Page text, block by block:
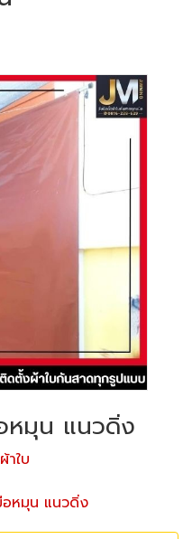
หมุน แนวดิ่ง
าใบ
หมุน แนวดิ่ง